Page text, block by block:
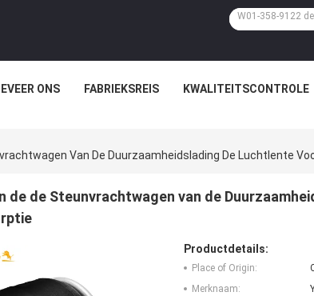
ONS FABRIEKSREIS KWALITEITSCONTROLE
Van De Duurzaamheidslading De Luchtlente
de de Steunvrachtwagen van de
Productdetails:
Place of Origin:
Merknaam: